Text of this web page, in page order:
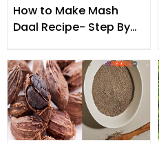
How to Make Mash
Daal Recipe- Step By